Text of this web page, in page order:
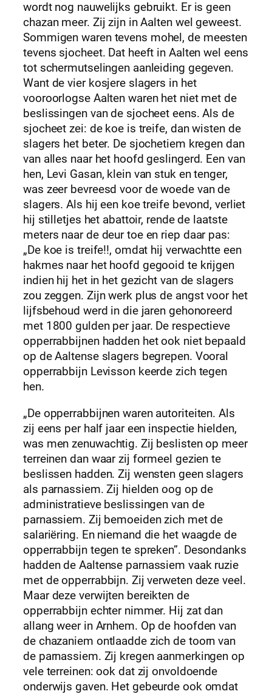
wordt nog nauwelijks gebruikt. Er is geen
chazan meer. Zij zijn in Aalten wel geweest.
Sommigen waren tevens mohel, de meesten
tevens sjocheet. Dat heeft in Aalten wel eens
tot schermutselingen aanleiding gegeven.
Want de vier kosjere slagers in het
vooroorlogse Aalten waren het niet met de
beslissingen van de sjocheet eens. Als de
sjocheet zei: de koe is treife, dan wisten de
slagers het beter. De sjochetiem kregen dan
van alles naar het hoofd geslingerd. Een van
hen, Levi Gasan, klein van stuk en tenger,
was zeer bevreesd voor de woede van de
slagers. Als hij een koe treife bevond, verliet
hij stilletjes het abattoir, rende de laatste
meters naar de deur toe en riep daar pas:
„De koe is treife!!, omdat hij verwachtte een
hakmes naar het hoofd gegooid te krijgen
indien hij het in het gezicht van de slagers
zou zeggen. Zijn werk plus de angst voor het
lijfsbehoud werd in die jaren gehonoreerd
met 1800 gulden per jaar. De respectieve
opperrabbijnen hadden het ook niet bepaald
op de Aaltense slagers begrepen. Vooral
opperrabbijn Levisson keerde zich tegen
hen.
„De opperrabbijnen waren autoriteiten. Als
zij eens per half jaar een inspectie hielden,
was men zenuwachtig. Zij beslisten op meer
terreinen dan waar zij formeel gezien te
beslissen hadden. Zij wensten geen slagers
als parnassiem. Zij hielden oog op de
administratieve beslissingen van de
parnassiem. Zij bemoeiden zich met de
salariëring. En niemand die het waagde de
opperrabbijn tegen te spreken”. Desondanks
hadden de Aaltense parnassiem vaak ruzie
met de opperrabbijn. Zij verweten deze veel.
Maar deze verwijten bereikten de
opperrabbijn echter nimmer. Hij zat dan
allang weer in Arnhem. Op de hoofden van
de chazaniem ontlaadde zich de toorn van
de parnassiem. Zij kregen aanmerkingen op
vele terreinen: ook dat zij onvoldoende
onderwijs gaven. Het gebeurde ook omdat